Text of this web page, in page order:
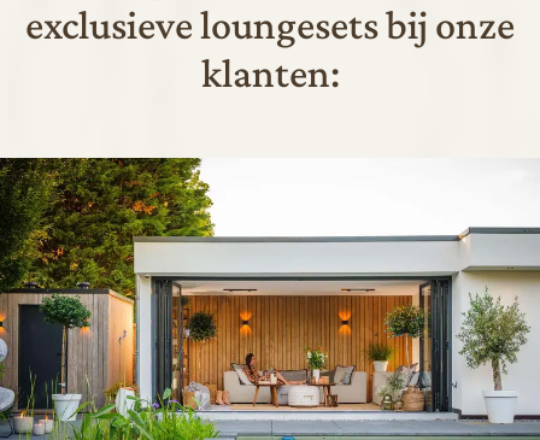
exclusieve loungesets bij onze
klanten: